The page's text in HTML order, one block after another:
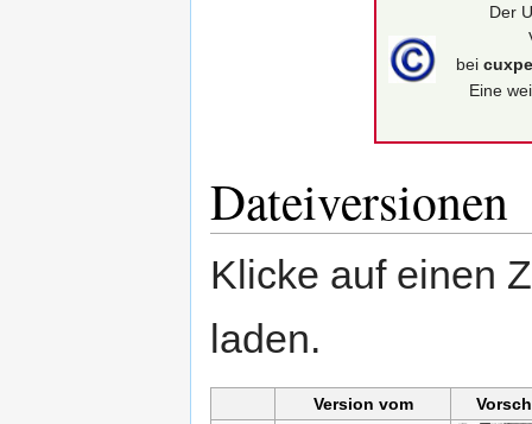
Der
bei
Eine
Dateiversionen
Klicke auf einen
laden.
Version vom